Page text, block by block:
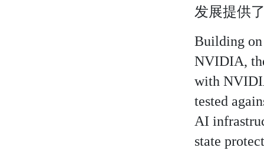
发展提供
Building on
NVIDIA,
with
tested
AI
state